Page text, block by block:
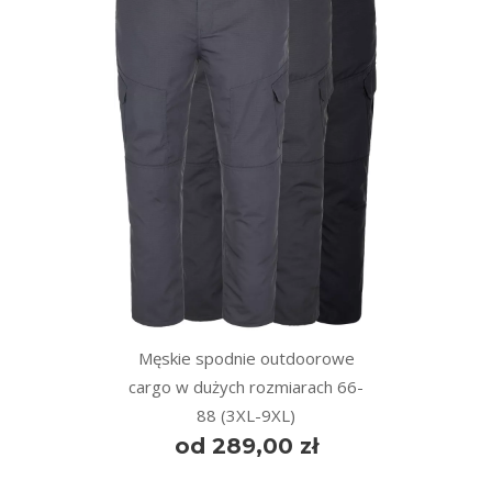
Męskie spodnie outdoorowe
cargo w dużych rozmiarach 66-
88 (3XL-9XL)
od 289,00 zł